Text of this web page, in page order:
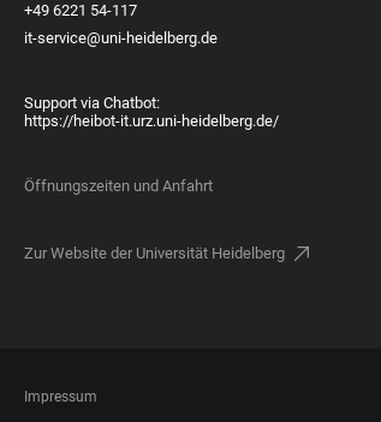
+49 6221 54-117
it-service@uni-heidelberg.de
Support via Chatbot:
https://heibot-it.urz.uni-heidelberg.de/
Öffnungszeiten und Anfahrt
Zur Website der Universität Heidelberg
FOOTER
Impressum